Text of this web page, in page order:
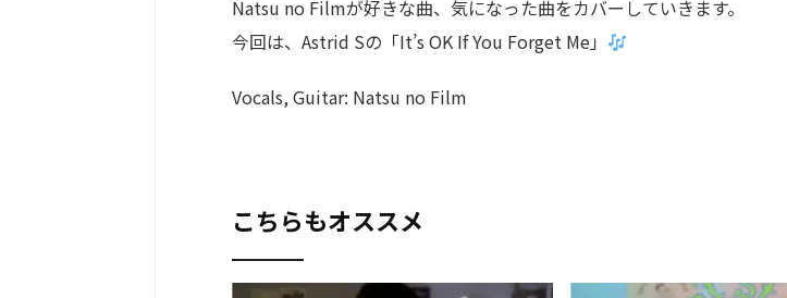
Natsu no Filmが好きな曲、気になった曲をカバーしていきます。
今回は、Astrid Sの「It’s OK If You Forget Me」
Vocals, Guitar: Natsu no Film
こちらもオススメ